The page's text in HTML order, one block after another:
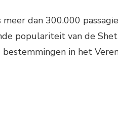
dan 300.000
populariteit van de
in het